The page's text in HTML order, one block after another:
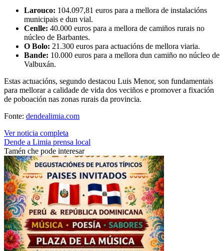
Larouco: 104.097,81 euros para a mellora de instalacións
municipais e dun vial.
Cenlle: 40.000 euros para a mellora de camiños rurais no
núcleo de Barbantes.
O Bolo: 21.300 euros para actuacións de mellora viaria.
Bande: 10.000 euros para a mellora dun camiño no núcleo de
Valbuxán.
Estas actuacións, segundo destacou Luis Menor, son fundamentais
para mellorar a calidade de vida dos veciños e promover a fixación
de poboación nas zonas rurais da provincia.
Fonte: dendealimia.com
Ver noticia completa
Dende a Limia prensa local
Tamén che pode interesar